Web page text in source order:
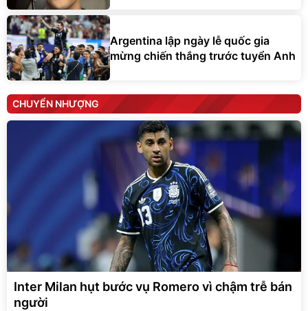
Argentina lập ngày lễ quốc gia
mừng chiến thắng trước tuyển Anh
CHUYỂN NHƯỢNG
Inter Milan hụt bước vụ Romero vì chậm trễ bán
người